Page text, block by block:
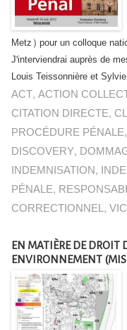
Metz) pour un colloque
J'interviendrai auprès de
Louis Teissonnière et
ACT,ACTION
CITATION DIRECTE,
PROCÉDURE PÉNALE,
DISCOVERY,
INDEMNISATION,
PÉNALE,
CORRECTIONNEL,
EN MATIÈRE DE DROIT
ENVIRONNEMENT